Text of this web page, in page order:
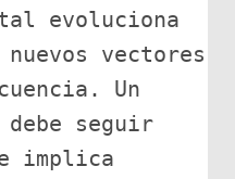
evoluciona
nuevos vectores
Un
debe seguir
implica